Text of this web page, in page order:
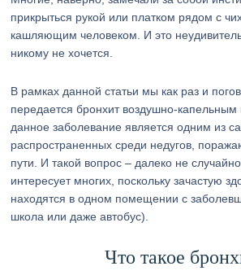
прикрыться рукой или платком рядом с
кашляющим человеком. И это
никому не хочется.
В рамках данной статьи мы как раз и
передается бронхит воздушно-капельным
данное заболевание является одним из
распространенных среди недугов,
пути. И такой вопрос – далеко не
интересует многих, поскольку зачастую
находятся в одном помещении с
школа или даже автобус).
Что такое